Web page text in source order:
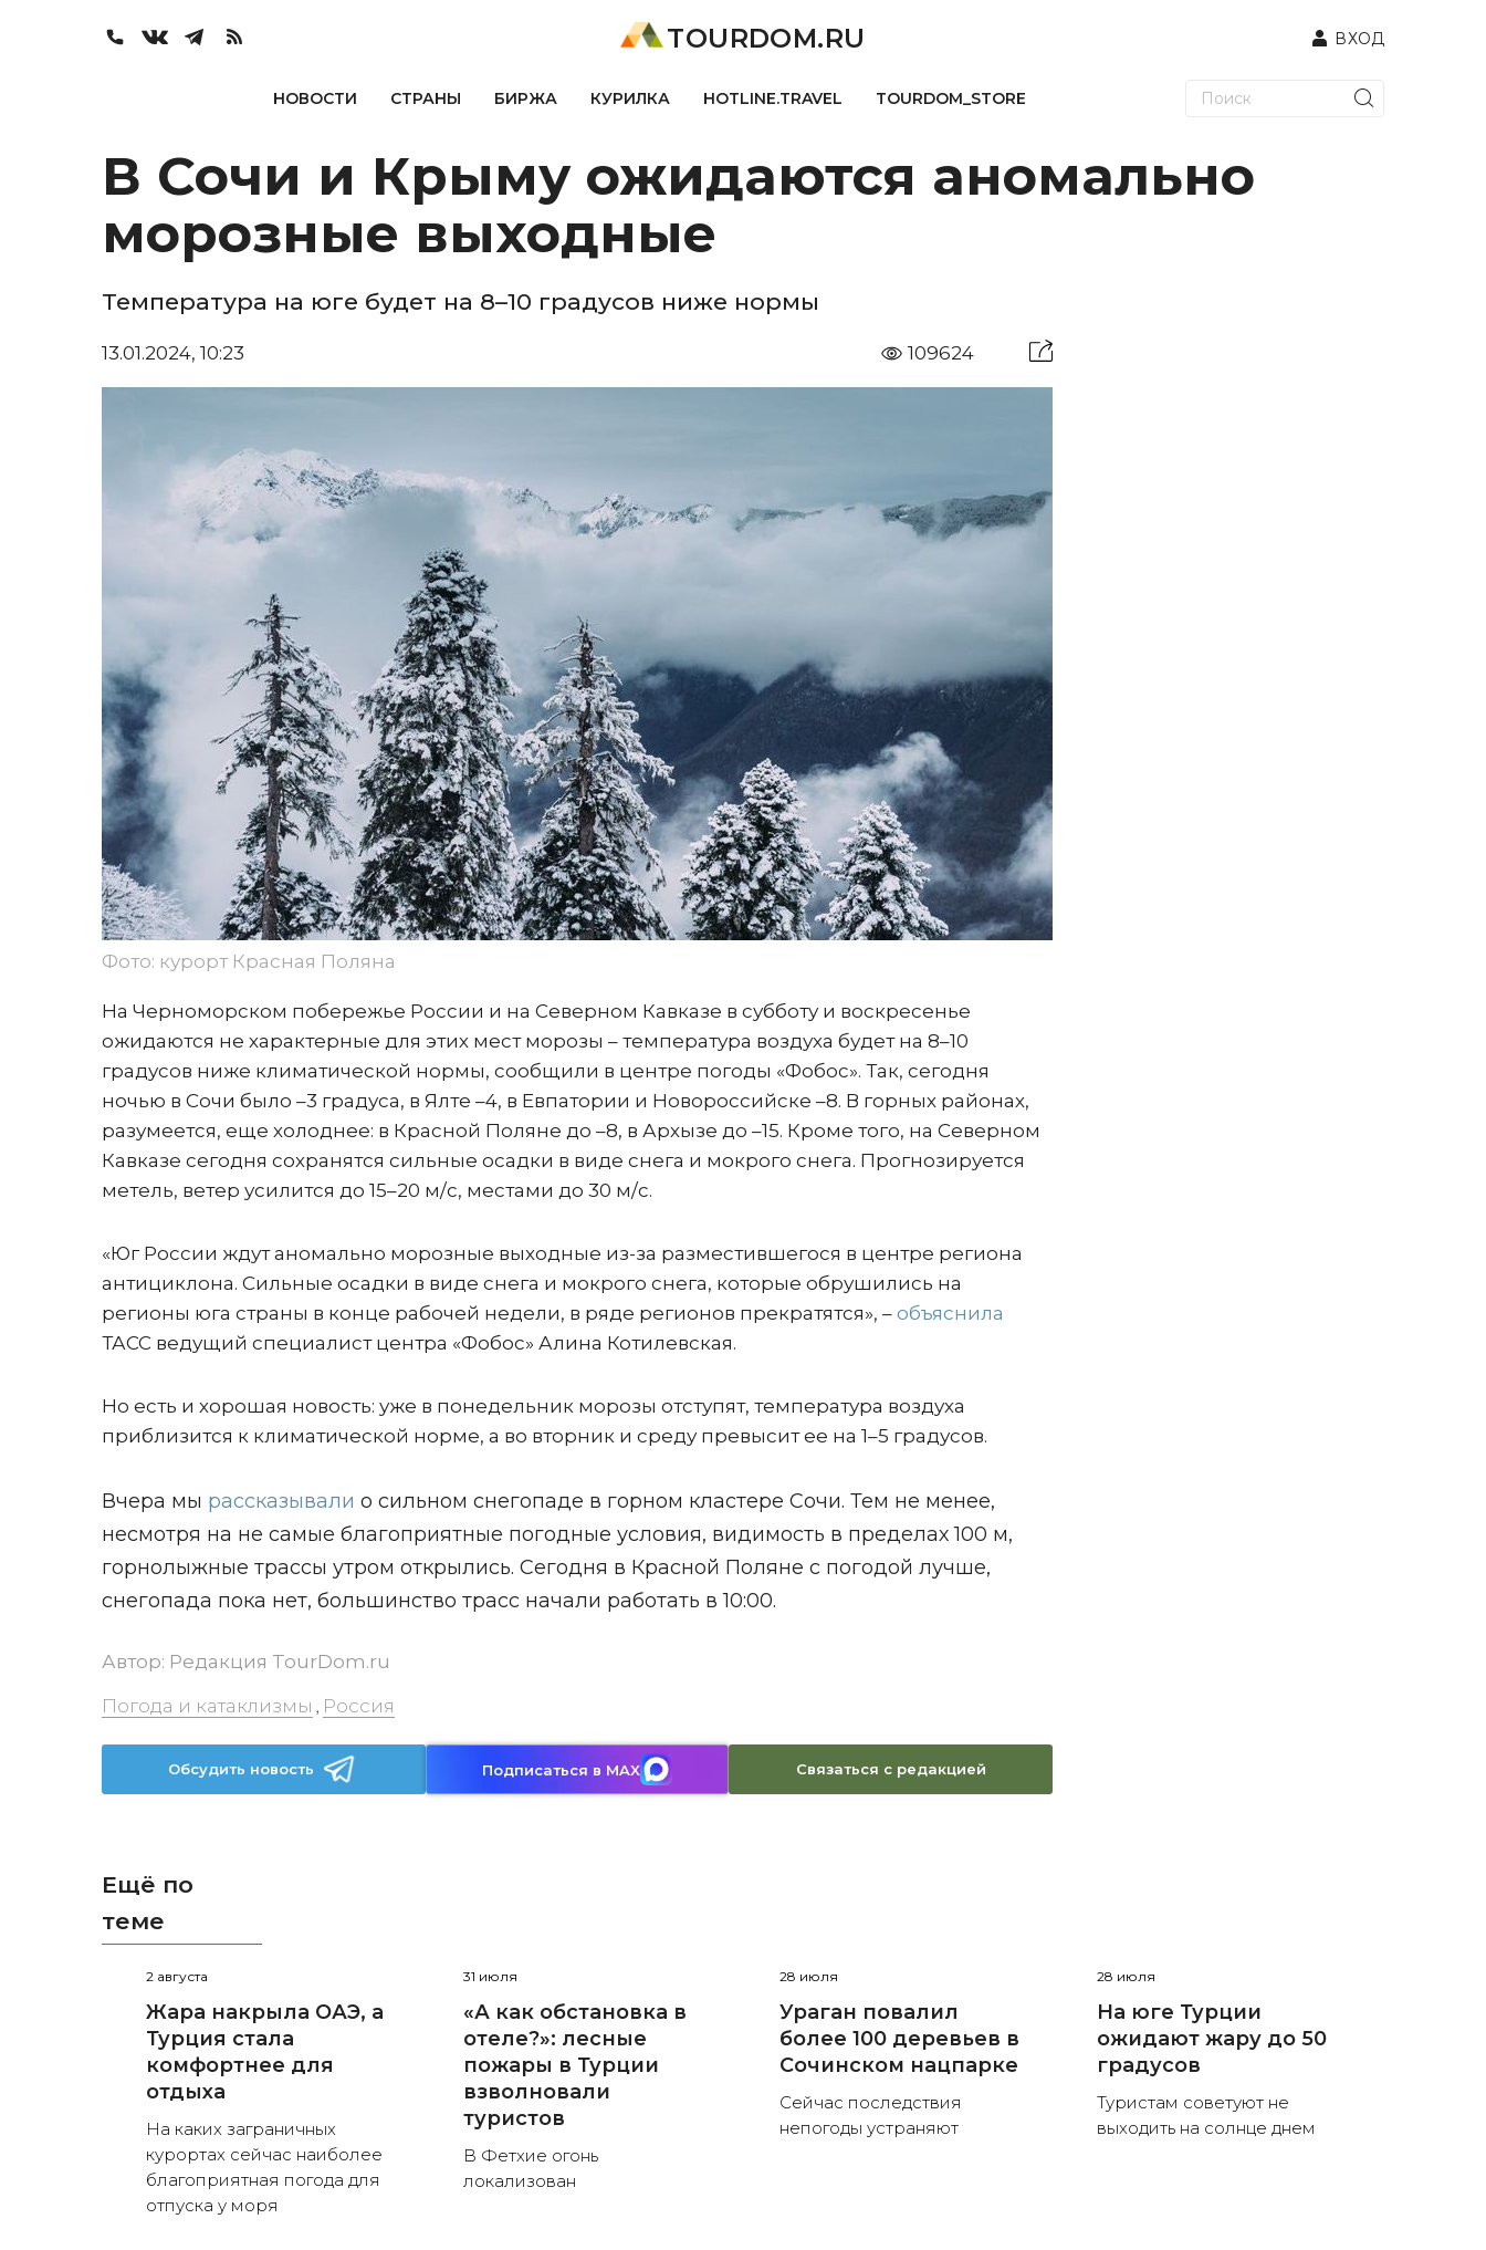
TOURDOM.RU ВХОД
НОВОСТИ СТРАНЫ БИРЖА КУРИЛКА HOTLINE.TRAVEL TOURDOM_STORE
В Сочи и Крыму ожидаются аномально
морозные выходные
Температура на юге будет на 8–10 градусов ниже нормы
13.01.2024, 10:23 109624
Фото: курорт Красная Поляна
На Черноморском побережье России и на Северном Кавказе в субботу и воскресенье
ожидаются не характерные для этих мест морозы – температура воздуха будет на 8–10
градусов ниже климатической нормы, сообщили в центре погоды «Фобос». Так, сегодня
ночью в Сочи было –3 градуса, в Ялте –4, в Евпатории и Новороссийске –8. В горных районах,
разумеется, еще холоднее: в Красной Поляне до –8, в Архызе до –15. Кроме того, на Северном
Кавказе сегодня сохранятся сильные осадки в виде снега и мокрого снега. Прогнозируется
метель, ветер усилится до 15–20 м/с, местами до 30 м/с.
«Юг России ждут аномально морозные выходные из-за разместившегося в центре региона
антициклона. Сильные осадки в виде снега и мокрого снега, которые обрушились на
регионы юга страны в конце рабочей недели, в ряде регионов прекратятся», – объяснила
ТАСС ведущий специалист центра «Фобос» Алина Котилевская.
Но есть и хорошая новость: уже в понедельник морозы отступят, температура воздуха
приблизится к климатической норме, а во вторник и среду превысит ее на 1–5 градусов.
Вчера мы рассказывали о сильном снегопаде в горном кластере Сочи. Тем не менее,
несмотря на не самые благоприятные погодные условия, видимость в пределах 100 м,
горнолыжные трассы утром открылись. Сегодня в Красной Поляне с погодой лучше,
снегопада пока нет, большинство трасс начали работать в 10:00.
Автор: Редакция TourDom.ru
Погода и катаклизмы , Россия
Обсудить новость Подписаться в MAX Связаться с редакцией
Ещё по
теме
2 августа
Жара накрыла ОАЭ, а
Турция стала
комфортнее для
отдыха
На каких заграничных
курортах сейчас наиболее
благоприятная погода для
отпуска у моря
31 июля
«А как обстановка в
отеле?»: лесные
пожары в Турции
взволновали
туристов
В Фетхие огонь
локализован
28 июля
Ураган повалил
более 100 деревьев в
Сочинском нацпарке
Сейчас последствия
непогоды устраняют
28 июля
На юге Турции
ожидают жару до 50
градусов
Туристам советуют не
выходить на солнце днем